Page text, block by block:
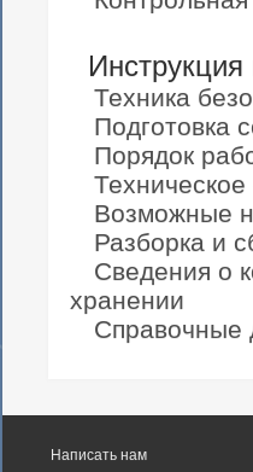
Инструкция
Техника
Подготовка
Порядок
Возможные
Разборка и
Сведения о
хранении
Справочные
Написать нам